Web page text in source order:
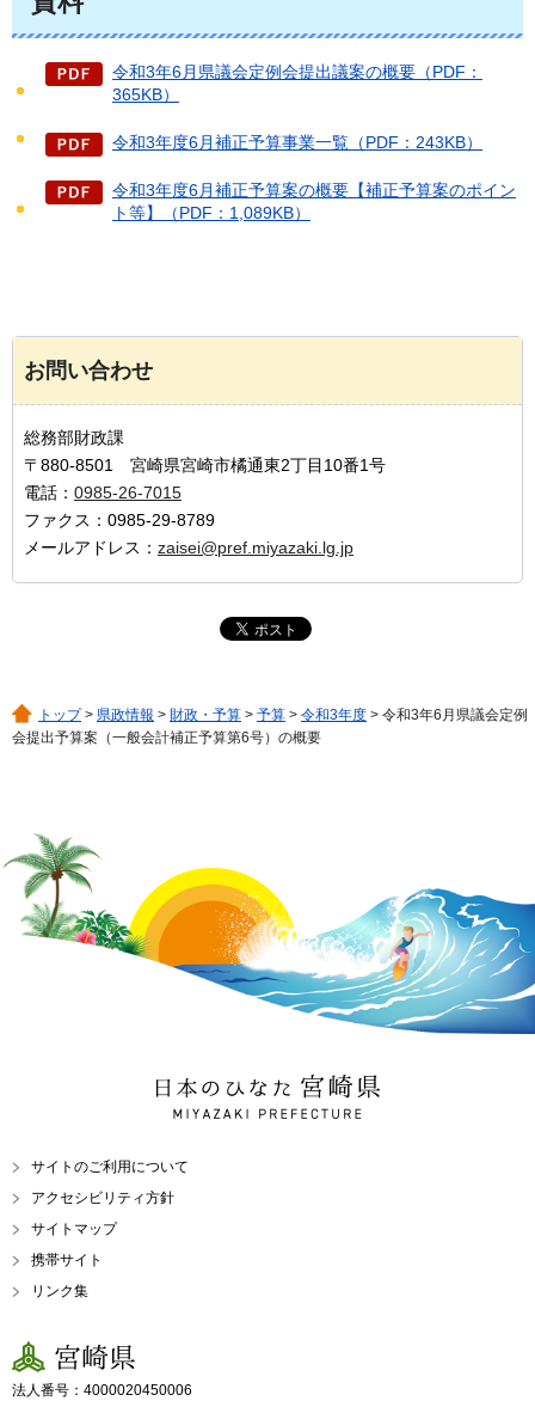
令和3年6月県議会定例会提出議案の概要（PDF：
365KB）
令和3年度6月補正予算事業一覧（PDF：243KB）
令和3年度6月補正予算案の概要【補正予算案のポイン
ト等】（PDF：1,089KB）
お問い合わせ
総務部財政課
〒880-8501 宮崎県宮崎市橘通東2丁目10番1号
電話： 0985-26-7015
ファクス：0985-29-8789
メールアドレス： zaisei@pref.miyazaki.lg.jp
トップ> 県政情報 > 財政・予算 > 予算 > 令和3年度 > 令和3年6月県議会定例
会提出予算案（一般会計補正予算第6号）の概要
日本のひなた 宮崎県
MIYAZAKI PREFECTURE
サイトのご利用について
アクセシビリティ方針
サイトマップ
携帯サイト
リンク集
宮崎県
法人番号：4000020450006